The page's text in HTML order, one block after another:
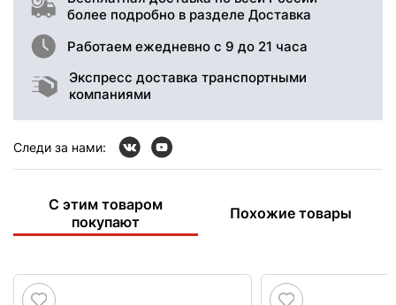
более подробно в разделе Доставка
Работаем ежедневно с 9 до 21 часа
Экспресс доставка транспортными
компаниями
Следи за нами:
С этим товаром
покупают
Похожие товары